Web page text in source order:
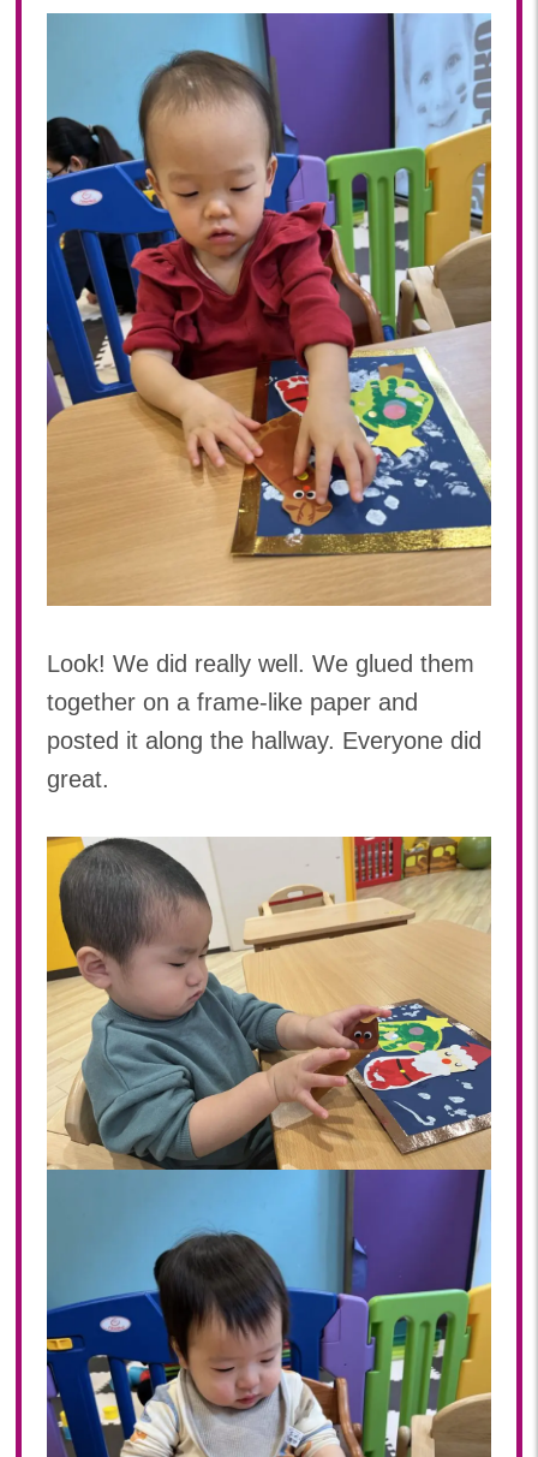
2018年 08月(19)
2018年 06月(21)
2018年 05月(11)
Look! We did really well. We glued them
together on a frame-like paper and
posted it along the hallway. Everyone did
great.